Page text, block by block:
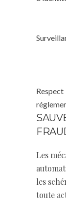
Respect
Les
les
toute